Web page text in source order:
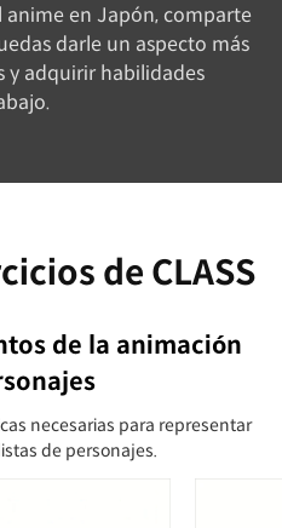
en Japón, comparte
darle un aspecto más
y adquirir habilidades
de CLASS
de la animación
necesarias para representar
de personajes.